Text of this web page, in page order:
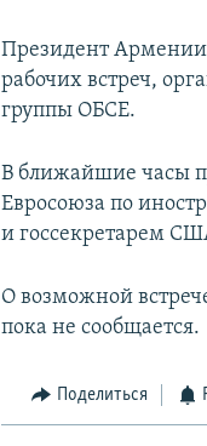
Президент Армении
рабочих встреч,
группы ОБСЕ.
В ближайшие часы
Евросоюза по
и госсекретарем
О возможной
пока не сообщается.
Поделиться